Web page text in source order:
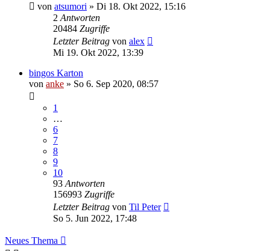
von atsumori » Di 18. Okt 2022, 15:16
2 Antworten
20484 Zugriffe
Letzter Beitrag von alex
Mi 19. Okt 2022, 13:39
bingos Karton
von anke » So 6. Sep 2020, 08:57
1
…
6
7
8
9
10
93 Antworten
156993 Zugriffe
Letzter Beitrag von Til Peter
So 5. Jun 2022, 17:48
Neues Thema